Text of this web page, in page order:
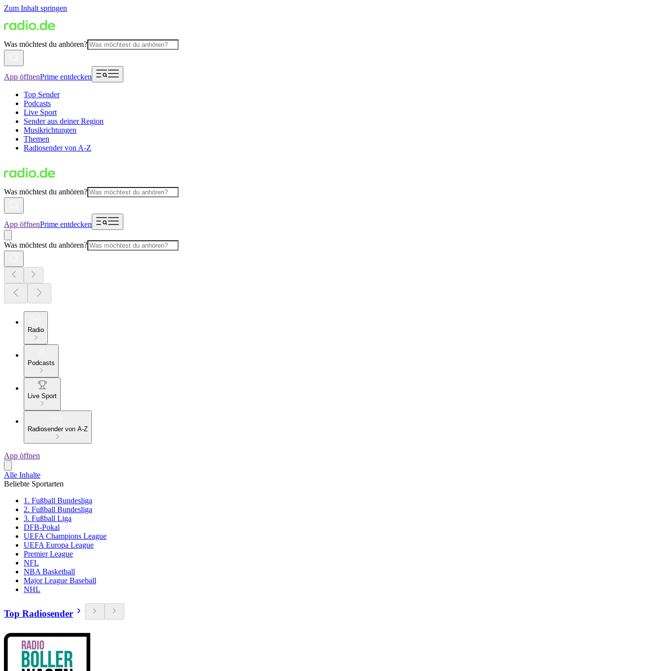
Zum Inhalt springen
Was möchtest du anhören?
App öffnenPrime entdecken
Top Sender
Podcasts
Live Sport
Sender aus deiner Region
Musikrichtungen
Themen
Radiosender von A-Z
Was möchtest du anhören?
App öffnenPrime entdecken
Was möchtest du anhören?
Radio
Podcasts
Live Sport
Radiosender von A-Z
App öffnen
Alle Inhalte
Beliebte Sportarten
1. Fußball Bundesliga
2. Fußball Bundesliga
3. Fußball Liga
DFB-Pokal
UEFA Champions League
UEFA Europa League
Premier League
NFL
NBA Basketball
Major League Baseball
NHL
Top Radiosender